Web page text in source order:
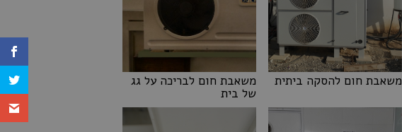
משאבת חום להסקה ביתית משאבת חום לבריכה על גג
של בית
משאבת חום לבריכה על גג